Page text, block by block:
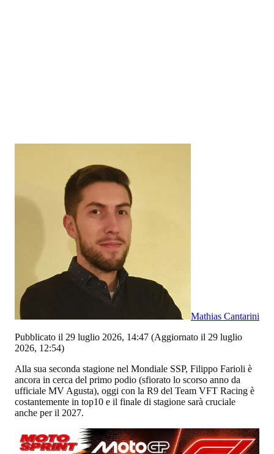
Mathias Cantarini
Pubblicato il 29 luglio 2026, 14:47 (Aggiornato il 29 luglio
2026, 12:54)
Alla sua seconda stagione nel Mondiale SSP, Filippo Farioli è
ancora in cerca del primo podio (sfiorato lo scorso anno da
ufficiale MV Agusta), oggi con la R9 del Team VFT Racing è
costantemente in top10 e il finale di stagione sarà cruciale
anche per il 2027.